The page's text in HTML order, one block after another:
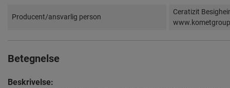
Producent/ansvarlig person
Ceratizit
Betegnelse
Beskrivelse: